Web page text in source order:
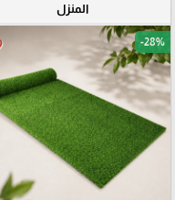
المنزل
-28%